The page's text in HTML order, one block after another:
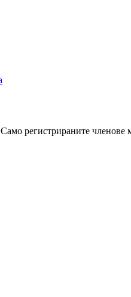
Само регистрираните членове